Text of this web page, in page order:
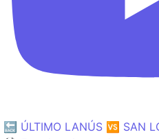
🔙 ÚLTIMO LANÚS 🆚 SAN